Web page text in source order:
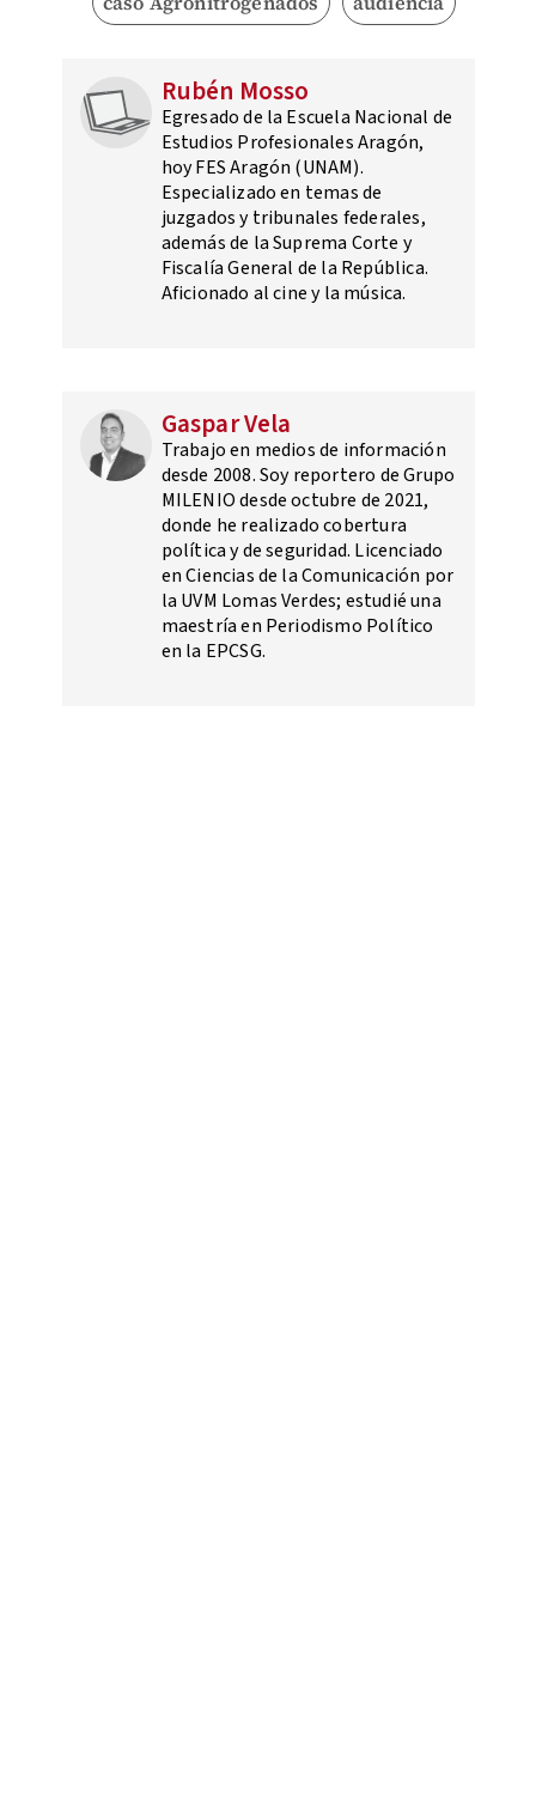
Rubén Mosso
Egresado de la Escuela Nacional de
Estudios Profesionales Aragón,
hoy FES Aragón (UNAM).
Especializado en temas de
juzgados y tribunales federales,
además de la Suprema Corte y
Fiscalía General de la República.
Aficionado al cine y la música.
Gaspar Vela
Trabajo en medios de información
desde 2008. Soy reportero de Grupo
MILENIO desde octubre de 2021,
donde he realizado cobertura
política y de seguridad. Licenciado
en Ciencias de la Comunicación por
la UVM Lomas Verdes; estudié una
maestría en Periodismo Político
en la EPCSG.